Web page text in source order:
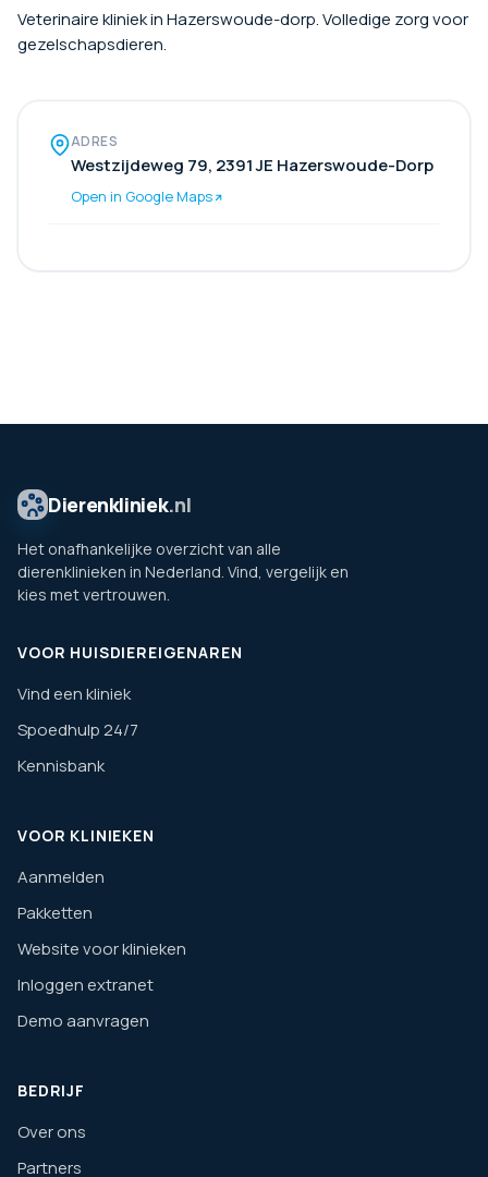
Veterinaire kliniek in Hazerswoude-dorp. Volledige zorg voor
gezelschapsdieren.
ADRES
Westzijdeweg 79, 2391 JE Hazerswoude-Dorp
Open in Google Maps
Dierenkliniek.nl
Het onafhankelijke overzicht van alle
dierenklinieken in Nederland. Vind, vergelijk en
kies met vertrouwen.
VOOR HUISDIEREIGENAREN
Vind een kliniek
Spoedhulp 24/7
Kennisbank
VOOR KLINIEKEN
Aanmelden
Pakketten
Website voor klinieken
Inloggen extranet
Demo aanvragen
BEDRIJF
Over ons
Partners